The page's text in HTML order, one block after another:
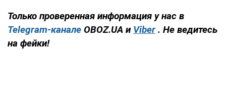
Только проверенная информация у нас в
Telegram-канале OBOZ.UA и Viber . Не ведитесь
на фейки!